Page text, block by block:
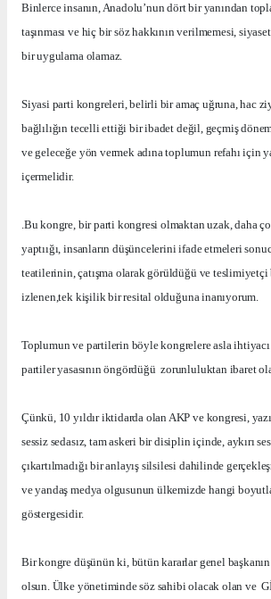
Binlerce insanın, Anadolu’nun dört bir yanından
taşınması ve hiç bir söz hakkının verilmemesi,
bir uygulama olamaz.
Siyasi parti kongreleri, belirli bir amaç uğruna, hac
bağlılığın tecelli ettiği bir ibadet değil, geçmiş
ve geleceğe yön vermek adına toplumun refahı için
içermelidir.
.Bu kongre, bir parti kongresi olmaktan uzak, daha
yaptıığı, insanların düşüncelerini ifade etmeleri
teatilerinin, çatışma olarak görüldüğü ve
izlenen,tek kişilik bir resital olduğuna inanıyorum.
Toplumun ve partilerin böyle kongrelere asla
partiler yasasının öngördüğü zorunluluktan ibaret
Çünkü, 10 yıldır iktidarda olan AKP ve kongresi,
sessiz sedasız, tam askeri bir disiplin içinde, aykırı
çıkartılmadığı bir anlayış silsilesi dahilinde
ve yandaş medya olgusunun ülkemizde hangi
göstergesidir.
Bir kongre düşünün ki, bütün kararlar genel başkanın
olsun. Ülke yönetiminde söz sahibi olacak olan ve